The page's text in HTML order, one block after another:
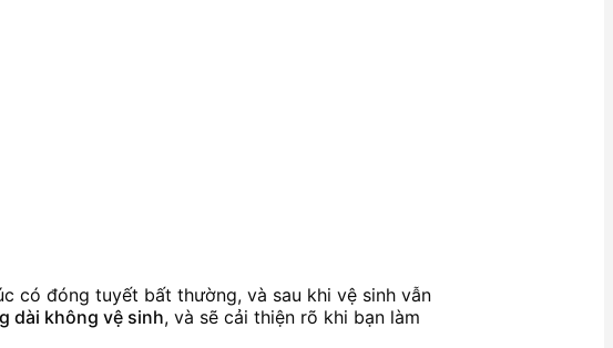
có đóng tuyết bất thường, và sau khi vệ sinh vẫn
dài không vệ sinh, và sẽ cải thiện rõ khi bạn làm